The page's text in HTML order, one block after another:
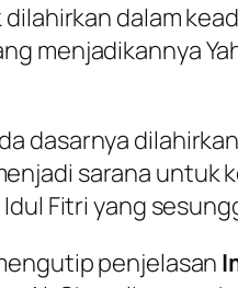
dilahirkan dalam
menjadikannya
dasarnya
sarana untuk
Fitri yang
penjelasan